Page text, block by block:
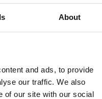
About
and ads, to provide
our traffic. We also
of our site with our social
zoals